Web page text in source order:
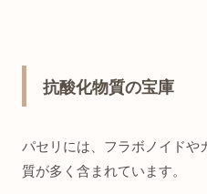
抗酸化物質の宝庫
パセリには、フラボノイドや
質が多く含まれています。